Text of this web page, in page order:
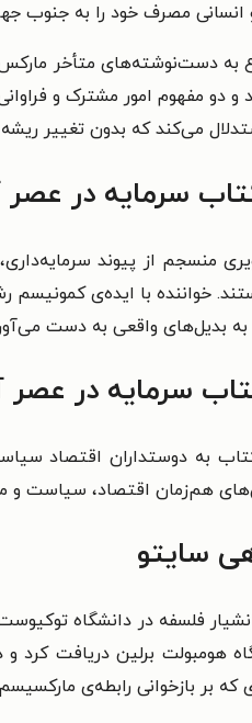
مصرف خود را به جنوب
به دست‌نوشته‌های متأخر
دو مفهوم امور مشترک و فراوانی
می‌کند که بدون تغییر
سرمایه در عصر
منسجم از پیوند
خواننده با ایده‌ی
به بدیل‌های واقعی به‌ دست
سرمایه در
به دوستداران اقتصاد
هم‌زمان اقتصاد، سیاست و
سایتو
که بر بازخوانی رابطه‌ی